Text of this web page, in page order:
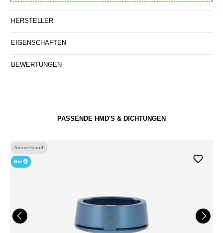
HERSTELLER
EIGENSCHAFTEN
BEWERTUNGEN
PASSENDE HMD'S & DICHTUNGEN
Ausverkauft!